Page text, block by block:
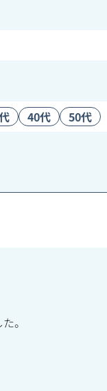
40代 50代
。